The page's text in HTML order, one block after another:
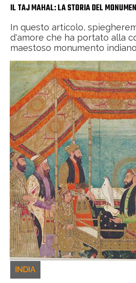
IL TAJ MAHAL: LA STORIA DEL
In questo articolo,
d'amore che ha portato alla
maestoso monumento
INDIA